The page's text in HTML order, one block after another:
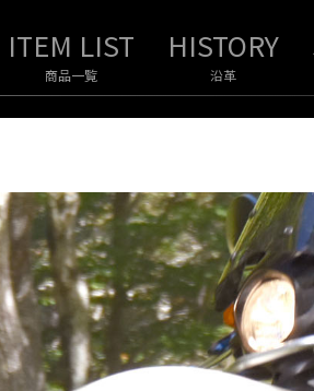
商品一覧 沿革